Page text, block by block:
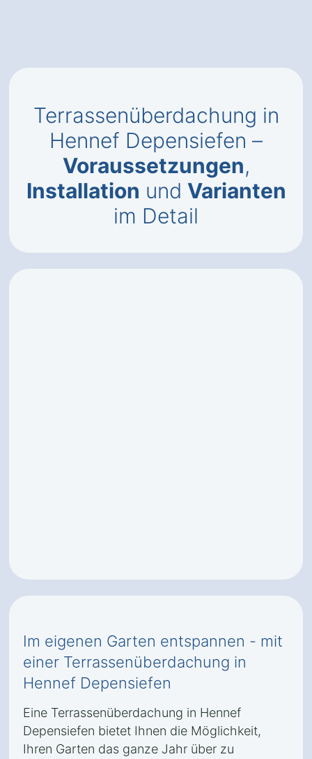
Terrassenüberdachung in
Hennef Depensiefen –
Voraussetzungen,
Installation und Varianten
im Detail
Im eigenen Garten entspannen - mit
einer Terrassenüberdachung in
Hennef Depensiefen
Eine Terrassenüberdachung in Hennef
Depensiefen bietet Ihnen die Möglichkeit,
Ihren Garten das ganze Jahr über zu